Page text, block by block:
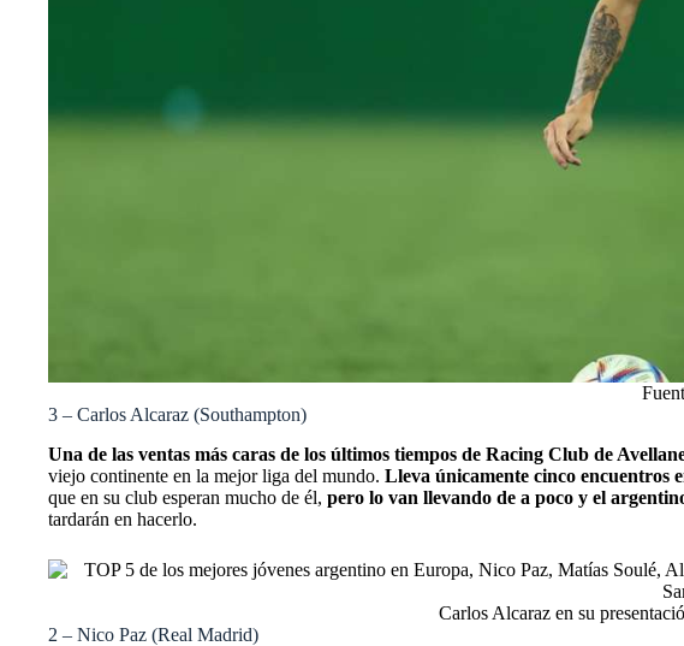
3 – Carlos Alcaraz (Southampton)
Una de las ventas más caras de los últimos tiempos de Racing Club de
viejo continente en la mejor liga del mundo. Lleva únicamente cinco encuentros
que en su club esperan mucho de él, pero lo van llevando de a poco y el
tardarán en hacerlo.
Carlos Alcaraz en su
2 – Nico Paz (Real Madrid)